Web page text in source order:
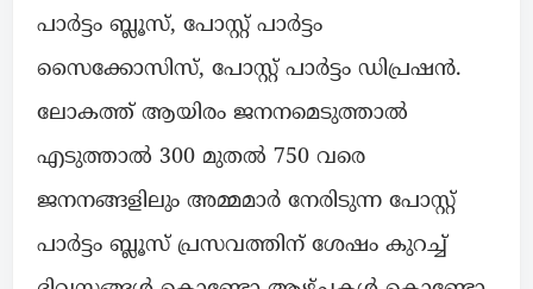
പാര്‍ട്ടം ബ്ലൂസ്, പോസ്റ്റ് പാര്‍ട്ടം
സൈക്കോസിസ്, പോസ്റ്റ് പാര്‍ട്ടം ഡിപ്രഷൻ.
ലോകത്ത് ആയിരം ജനനമെടുത്താൽ
എടുത്താൽ 300 മുതൽ 750 വരെ
ജനനങ്ങളിലും അമ്മമാര്‍ നേരിടുന്ന പോസ്റ്റ്
പാര്‍ട്ടം ബ്ലൂസ് പ്രസവത്തിന് ശേഷം കുറച്ച്